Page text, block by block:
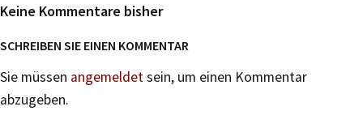
Keine Kommentare bisher
SCHREIBEN SIE EINEN KOMMENTAR
Sie müssen angemeldetsein, um einen Kommentar
abzugeben.